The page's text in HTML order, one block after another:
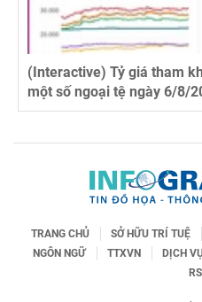
(Interactive) Tỷ giá tham
một số ngoại tệ ngày 6/8/
TRANG CHỦ SỞ HỮU TRÍ TUỆ
NGÔN NGỮ
TTXVN DỊCH